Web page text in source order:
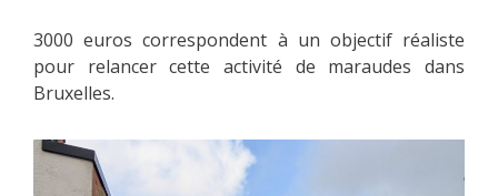
3000 euros correspondent à un objectif réaliste
pour relancer cette activité de maraudes dans
Bruxelles.